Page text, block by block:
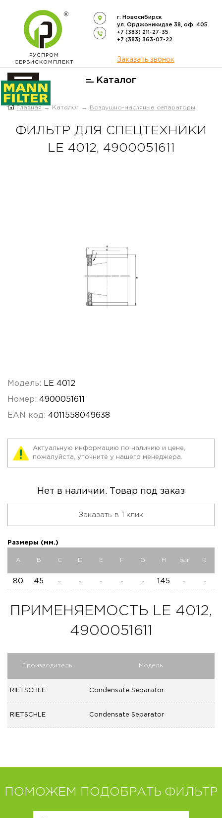
РУСПРОМ
СЕРВИСКОМПЛЕКТ
г. Новосибирск
ул. Орджоникидзе 38, оф. 405
+7 (383) 211-27-35
+7 (383) 363-07-22
Заказать звонок
Каталог
ОФИЦИАЛЬНЫЙ ДИСТРИБЬЮТОР
Главная → Каталог → Воздушно-масляные сепараторы
ФИЛЬТР ДЛЯ СПЕЦТЕХНИКИ
LE 4012, 4900051611
Модель: LE 4012
Номер: 4900051611
EAN код: 4011558049638
Актуальную информацию по наличию и цене,
пожалуйста, уточните у нашего менеджера.
Нет в наличии. Товар под заказ
Заказать в 1 клик
Размеры (мм.)
A B C D E F G H bar R
80 45 - - - - - 145 - -
ПРИМЕНЯЕМОСТЬ LE 4012,
4900051611
Производитель Модель
RIETSCHLE Condensate Separator
RIETSCHLE Condensate Separator
ПОМОЖЕМ ПОДОБРАТЬ ФИЛЬТР